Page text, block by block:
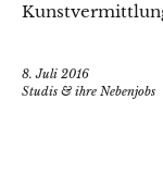
8. Juli 2016
Studis & ihre Nebenjobs